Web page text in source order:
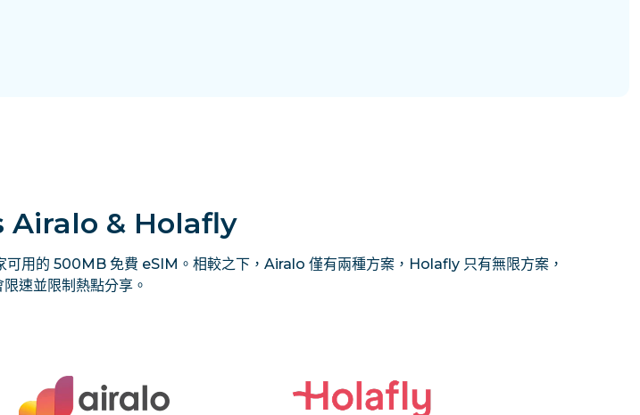
Airalo & Holafly
用的 500MB 免費 eSIM。相較之下，Airalo 僅有兩種方案，Holafly 只有無限方案，
速並限制熱點分享。